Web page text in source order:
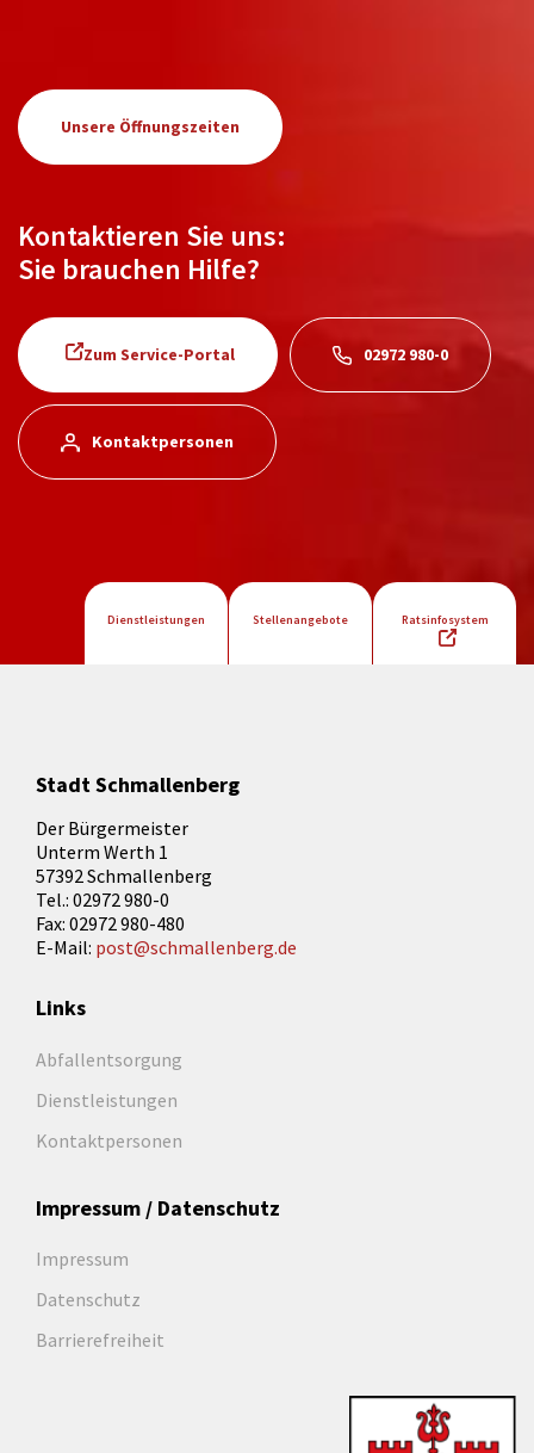
Unsere Öffnungszeiten
Kontaktieren Sie uns:
Sie brauchen Hilfe?
Zum Service-Portal 02972 980-0
Kontaktpersonen
Dienstleistungen Stellenangebote Ratsinfosystem
Stadt Schmallenberg
Der Bürgermeister
Unterm Werth 1
57392 Schmallenberg
Tel.: 02972 980-0
Fax: 02972 980-480
E-Mail: post@schmallenberg.de
Links
Abfallentsorgung
Dienstleistungen
Kontaktpersonen
Impressum / Datenschutz
Impressum
Datenschutz
Barrierefreiheit